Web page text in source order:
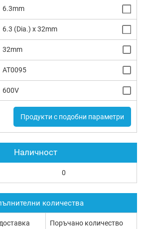
6.3mm
6.3 (Dia.) x 32mm
32mm
AT0095
600V
Продукти с подобни параметри
Наличност
0
количества
Поръчано количество